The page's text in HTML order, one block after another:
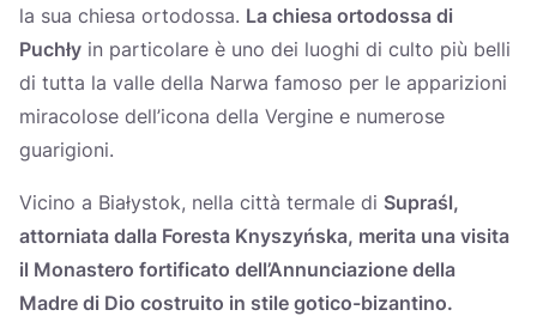
la sua chiesa ortodossa. La chiesa ortodossa di
Puchły in particolare è uno dei luoghi di culto più belli
di tutta la valle della Narwa famoso per le apparizioni
miracolose dell’icona della Vergine e numerose
guarigioni.
Vicino a Białystok, nella città termale di Supraśl,
attorniata dalla Foresta Knyszyńska, merita una visita
il Monastero fortificato dell’Annunciazione della
Madre di Dio costruito in stile gotico-bizantino.